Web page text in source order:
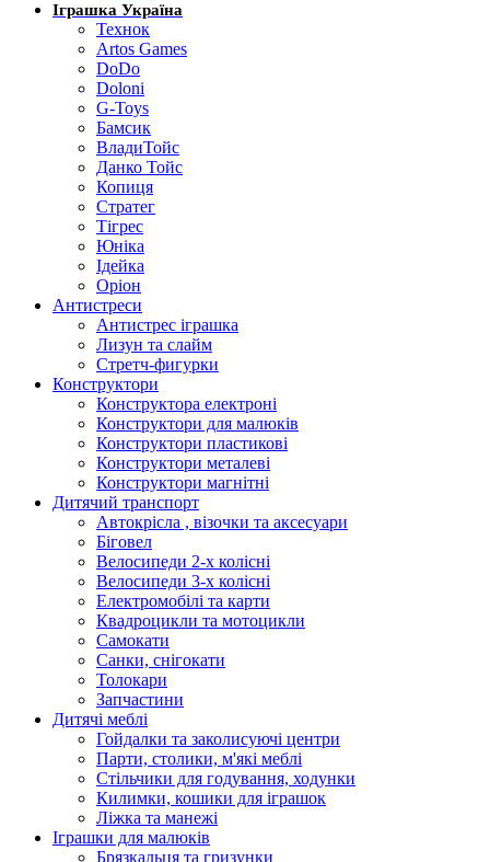
Іграшка Україна
Технок
Artos Games
DoDo
Doloni
G-Toys
Бамсик
ВладиТойс
Данко Тойс
Копиця
Стратег
Тігрес
Юніка
Ідейка
Оріон
Антистреси
Антистрес іграшка
Лизун та слайм
Стретч-фигурки
Конструктори
Конструктора електроні
Конструктори для малюків
Конструктори пластикові
Конструктори металеві
Конструктори магнітні
Дитячий транспорт
Автокрісла , візочки та аксесуари
Біговел
Велосипеди 2-х колісні
Велосипеди 3-х колісні
Електромобілі та карти
Квадроцикли та мотоцикли
Самокати
Санки, снігокати
Толокари
Запчастини
Дитячі меблі
Гойдалки та заколисуючі центри
Парти, столики, м'які меблі
Стільчики для годування, ходунки
Килимки, кошики для іграшок
Ліжка та манежі
Іграшки для малюків
Брязкальця та гризунки